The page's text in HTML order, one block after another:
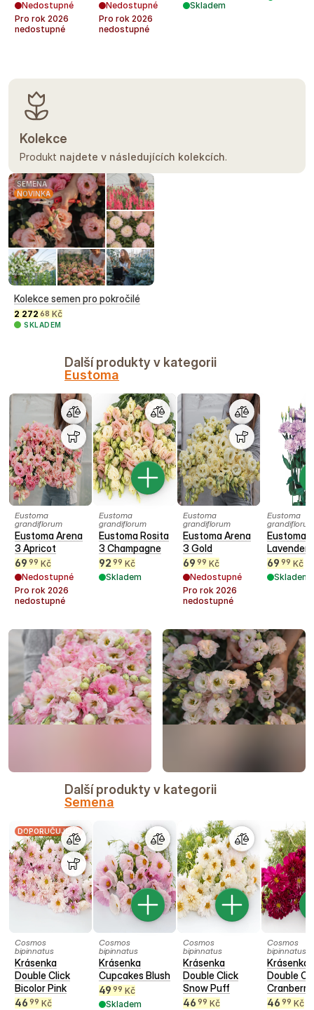
Nedostupné
Pro rok 2026
nedostupné
Nedostupné
Pro rok 2026
nedostupné
Skladem
Kolekce
Produkt najdete v následujících kolekcích.
SEMENA
NOVINKA
Kolekce semen pro pokročilé
2 272 68 Kč
SKLADEM
Další produkty v kategorii
Eustoma
Eustoma
grandiflorum
Eustoma Arena
3 Apricot
69 99 Kč
Nedostupné
Pro rok 2026
nedostupné
Eustoma
grandiflorum
Eustoma Rosita
3 Champagne
92 99 Kč
Skladem
Eustoma
grandiflorum
Eustoma Arena
3 Gold
69 99 Kč
Nedostupné
Pro rok 2026
nedostupné
Eustoma
grandiflorum
Eustoma
Lavender
69 99 Kč
Skladem
Další produkty v kategorii
Semena
DOPORUČUJEME
Cosmos
bipinnatus
Krásenka
Double Click
Bicolor Pink
46 99 Kč
Cosmos
bipinnatus
Krásenka
Cupcakes Blush
49 99 Kč
Skladem
Cosmos
bipinnatus
Krásenka
Double Click
Snow Puff
46 99 Kč
Cosmos
bipinnatus
Krásenka
Double
46 99 Kč